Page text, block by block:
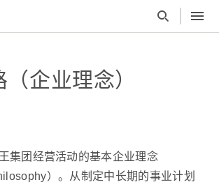
企业理念）
集团经营活动的基本企业理念
）。从制定中长期的事业计划